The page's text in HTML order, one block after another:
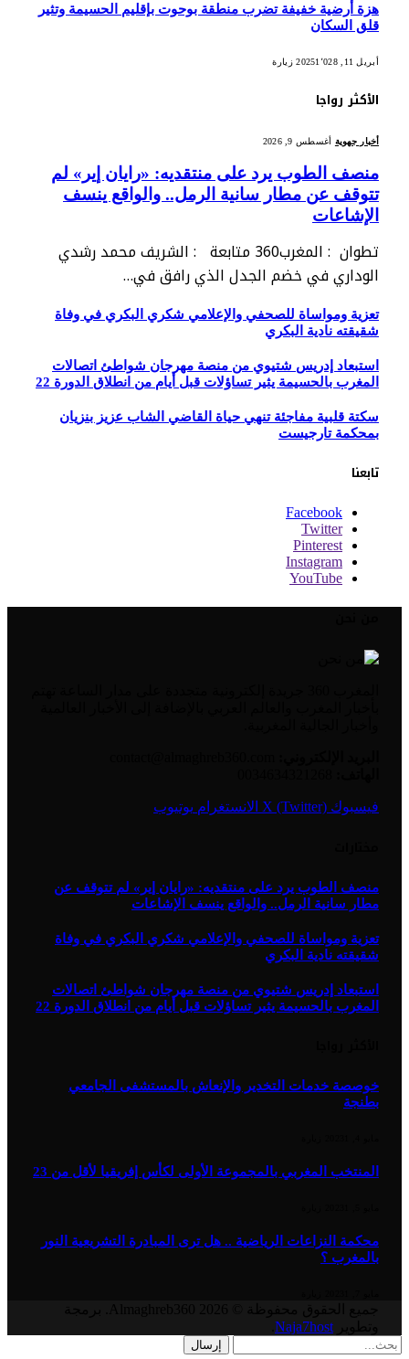
هزة أرضية خفيفة تضرب منطقة بوحوت بإقليم الحسيمة وتثير
قلق السكان
أبريل 11, 2025 1٬028 زيارة
الأكثر رواجا
أخبار جهوية أغسطس 9, 2026
منصف الطوب يرد على منتقديه: «رايان إير» لم
تتوقف عن مطار سانية الرمل.. والواقع ينسف
الإشاعات
تطوان : المغرب360 متابعة : الشريف محمد رشدي
الوداري في خضم الجدل الذي رافق في…
تعزية ومواساة للصحفي والإعلامي شكري البكري في وفاة
شقيقته نادية البكري
استبعاد إدريس شتيوي من منصة مهرجان شواطئ اتصالات
المغرب بالحسيمة يثير تساؤلات قبل أيام من انطلاق الدورة 22
سكتة قلبية مفاجئة تنهي حياة القاضي الشاب عزيز بنزيان
بمحكمة تارجيست
تابعنا
Facebook
Twitter
Pinterest
Instagram
YouTube
فيسبوك X (Twitter) الانستغرام يوتيوب
منصف الطوب يرد على منتقديه: «رايان إير» لم تتوقف عن
مطار سانية الرمل.. والواقع ينسف الإشاعات
تعزية ومواساة للصحفي والإعلامي شكري البكري في وفاة
شقيقته نادية البكري
استبعاد إدريس شتيوي من منصة مهرجان شواطئ اتصالات
المغرب بالحسيمة يثير تساؤلات قبل أيام من انطلاق الدورة 22
خوصصة خدمات التخدير والإنعاش بالمستشفى الجامعي
بطنجة
المنتخب المغربي بالمجموعة الأولى لكأس إفريقيا لأقل من 23
محكمة النزاعات الرياضية .. هل ترى المبادرة التشريعية النور
بالمغرب ؟
Naja7host
إرسال